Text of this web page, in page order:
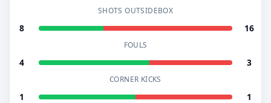
SHOTS OUTSIDEBOX
8 16
FOULS
4 3
CORNER KICKS
1 1